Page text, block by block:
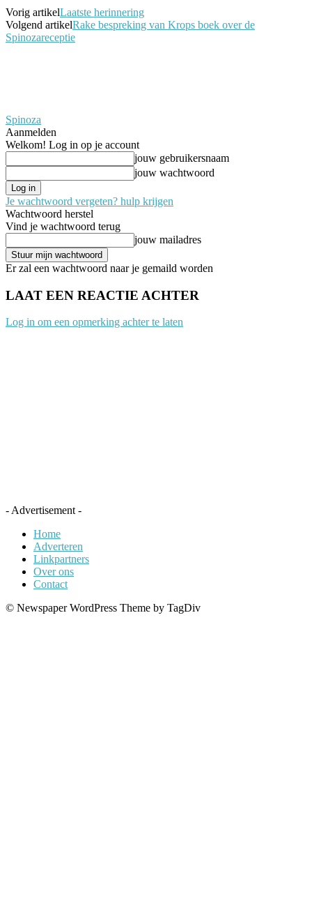
Vorig artikelLaatste herinnering
Volgend artikelRake bespreking van Krops boek over de
Spinozareceptie
Spinoza
Aanmelden
Welkom! Log in op je account
jouw gebruikersnaam
jouw wachtwoord
Je wachtwoord vergeten? hulp krijgen
Wachtwoord herstel
Vind je wachtwoord terug
jouw mailadres
Er zal een wachtwoord naar je gemaild worden
LAAT EEN REACTIE ACHTER
Log in om een opmerking achter te laten
- Advertisement -
Home
Adverteren
Linkpartners
Over ons
Contact
© Newspaper WordPress Theme by TagDiv